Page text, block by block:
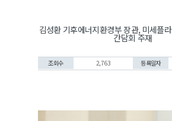
김성환 기후에너지환경부 장관, 미세플
간담회 주재
조회수 2,763 등록일자